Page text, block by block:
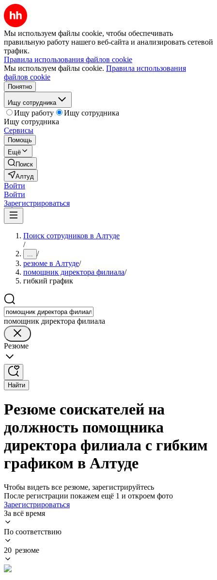
Мы используем файлы cookie, чтобы обеспечивать
правильную работу нашего веб-сайта и анализировать сетевой
трафик.
Правила использования файлов cookie
Мы используем файлы cookie. Правила использования
файлов cookie
Понятно
Ищу сотрудника
Ищу работу
Ищу сотрудника
Ищу сотрудника
Сервисы
Помощь
Ещё
Поиск
Алтуд
Войти
Войти
Зарегистрироваться
Поиск сотрудников в Алтуде
/
... /
резюме в Алтуде/
помощник директора филиала/
гибкий график
помощник директора филиала
Резюме
Найти
Резюме соискателей на
должность помощника
директора филиала с гибким
графиком в Алтуде
Чтобы видеть все резюме, зарегистрируйтесь
После регистрации покажем ещё 1 и откроем фото
Зарегистрироваться
За всё время
По соответствию
20 резюме